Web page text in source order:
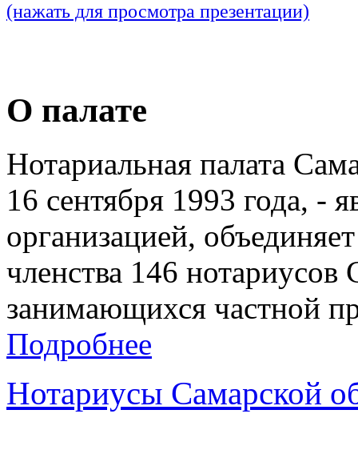
(нажать для просмотра презентации)
О палате
Нотариальная палата
16 сентября 1993 года, -
организацией,
членства 146 нотариусов
занимающихся частной
Подробнее
Нотариусы Самарской